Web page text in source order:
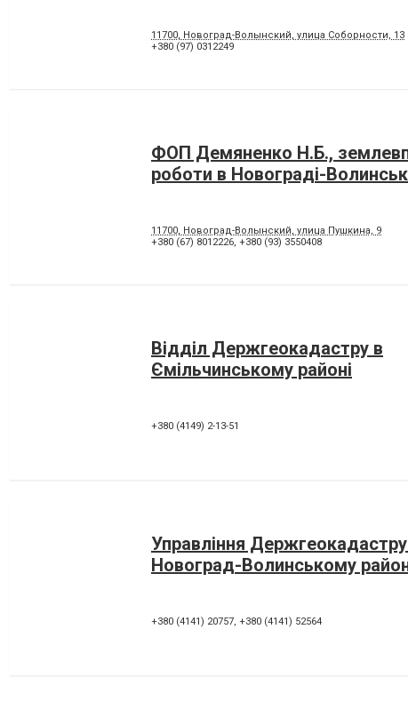
11700, Новоград-Волынский, улица Соборности, 13
+380 (97) 0312249
ФОП Демяненко Н.Б.,
роботи в Новограді-
11700, Новоград-Волынский, улица Пушкина, 9
+380 (67) 8012226, +380 (93) 3550408
Відділ Держгеокадастру в
Ємільчинському районі
+380 (4149) 2-13-51
Управління
Новоград-Волинському
+380 (4141) 20757, +380 (4141) 52564